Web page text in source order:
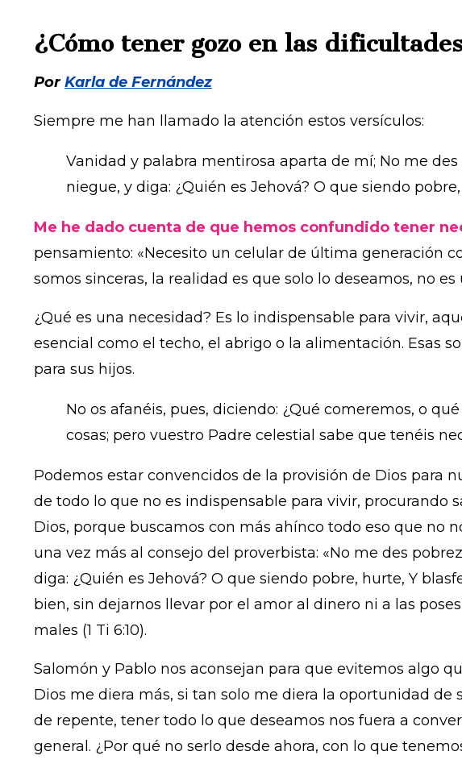
¿Cómo tener gozo en las
PorKarla de Fernández
Siempre me han llamado la atención estos versículos:
Vanidad y palabra mentirosa aparta de mí; No me
niegue, y diga: ¿Quién es Jehová? O que siendo
Me he dado cuenta de que hemos confundido tener
pensamiento: «Necesito un celular de última generación
somos sinceras, la realidad es que solo lo deseamos, no es
¿Qué es una necesidad? Es lo indispensable para vivir,
esencial como el techo, el abrigo o la alimentación. Esas
para sus hijos.
No os afanéis, pues, diciendo: ¿Qué comeremos, o
cosas; pero vuestro Padre celestial sabe que tenéis
Podemos estar convencidos de la provisión de Dios para
de todo lo que no es indispensable para vivir, procurando
Dios, porque buscamos con más ahínco todo eso que no
una vez más al consejo del proverbista: «No me des
diga: ¿Quién es Jehová? O que siendo pobre, hurte, Y
bien, sin dejarnos llevar por el amor al dinero ni a las
males (1 Ti 6:10).
Salomón y Pablo nos aconsejan para que evitemos algo
Dios me diera más, si tan solo me diera la oportunidad de
de repente, tener todo lo que deseamos nos fuera a
general. ¿Por qué no serlo desde ahora, con lo que